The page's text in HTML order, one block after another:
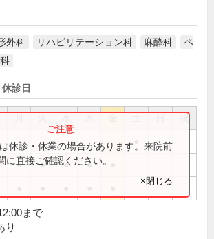
外科 リハビリテーション科 麻酔科
ペ
診日
祝
● ● ● ●
休診・休業の場合があります。来院前
に直接ご確認ください。
×閉じる
まで
り